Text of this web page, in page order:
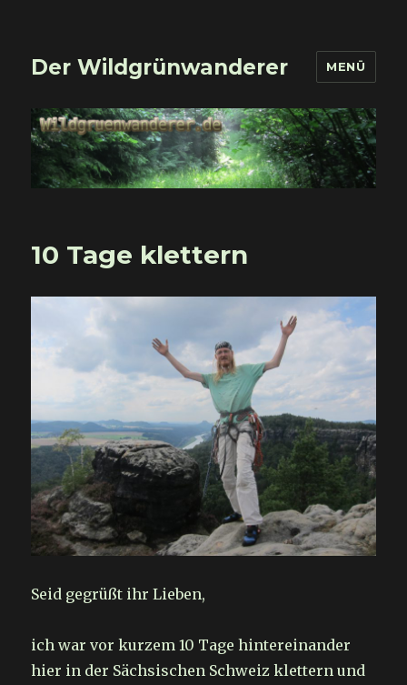
Der Wildgrünwanderer MENÜ
10 Tage klettern
Seid gegrüßt ihr Lieben,
ich war vor kurzem 10 Tage hintereinander
hier in der Sächsischen Schweiz klettern und